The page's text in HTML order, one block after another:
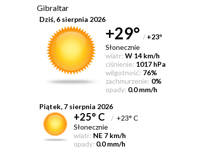
Gibraltar
Dziś, 6 sierpnia 2026
+29° / +23°
Słonecznie
wiatr: W 14 km/h
ciśnienie: 1017 hPa
wilgotność: 76%
zachmurzenie: 0%
opady: 0.0 mm/h
Piątek, 7 sierpnia 2026
+25° C /+23° C
Słonecznie
wiatr: NE 7 km/h
opady: 0.0 mm/h